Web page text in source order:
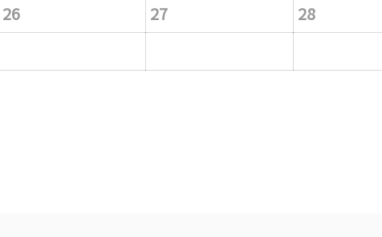
26 27 28